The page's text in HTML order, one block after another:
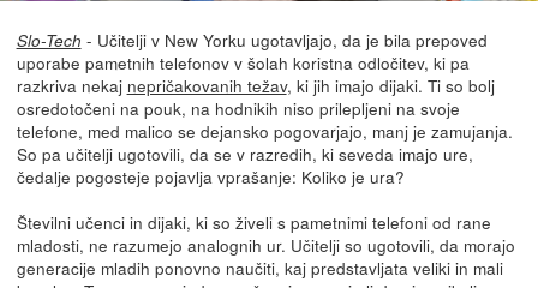
Slo-Tech - Učitelji v New Yorku ugotavljajo, da je bila prepoved
uporabe pametnih telefonov v šolah koristna odločitev, ki pa
razkriva nekaj nepričakovanih težav, ki jih imajo dijaki. Ti so bolj
osredotočeni na pouk, na hodnikih niso prilepljeni na svoje
telefone, med malico se dejansko pogovarjajo, manj je zamujanja.
So pa učitelji ugotovili, da se v razredih, ki seveda imajo ure,
čedalje pogosteje pojavlja vprašanje: Koliko je ura?
Številni učenci in dijaki, ki so živeli s pametnimi telefoni od rane
mladosti, ne razumejo analognih ur. Učitelji so ugotovili, da morajo
generacije mladih ponovno naučiti, kaj predstavljata veliki in mali